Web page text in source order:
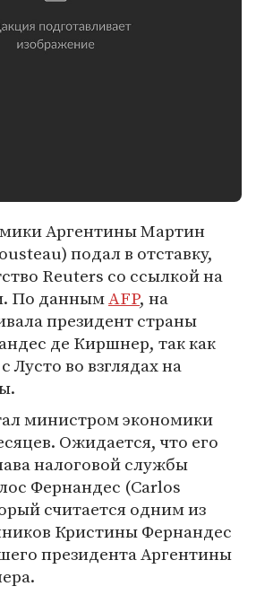
Аргентины Мартин
подал в отставку,
Reuters со ссылкой на
По даннымAFP, на
президент страны
де Киршнер, так как
Лусто во взглядах на
министром экономики
Ожидается, что его
налоговой службы
Фернандес (Carlos
считается одним из
Кристины Фернандес
президента Аргентины